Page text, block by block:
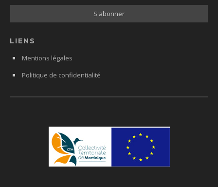
LIENS
Mentions légales
Politique de confidentialité